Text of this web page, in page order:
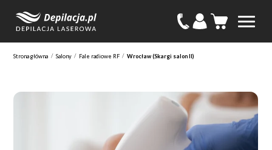
Strona główna / Salony / Fale radiowe RF / Wrocław (Skargi salon II)